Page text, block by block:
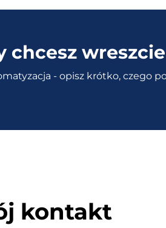
- opisz krótko, czego
kontakt